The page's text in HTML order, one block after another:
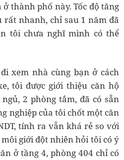
thành phố này. Tốc độ tăng
rất nhanh, chỉ sau 1 năm đã
tôi chưa nghĩ mình có thể
xem nhà cùng bạn ở cách
tôi được giới thiệu căn hộ
2 phòng tắm, đã có sẵn
nghiệp của tôi chốt một căn
tính ra vẫn khá rẻ so với
giới đột nhiên hỏi tôi có ý
ở tầng 4, phòng 404 chỉ có